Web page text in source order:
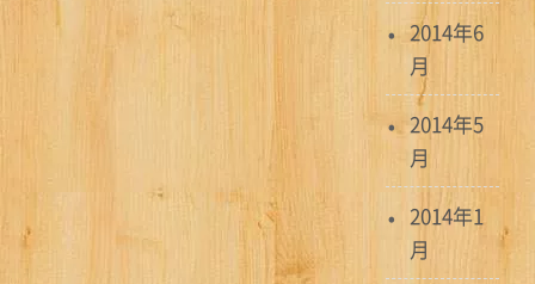
2014年6
月
2014年5
月
2014年1
月